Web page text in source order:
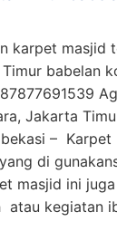
karpet masjid
babelan
Jakarta
– Karpet
di
masjid ini
atau kegiatan